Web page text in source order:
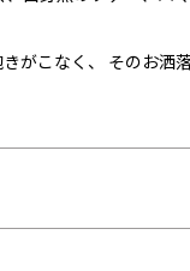
がこなく、 そのお洒